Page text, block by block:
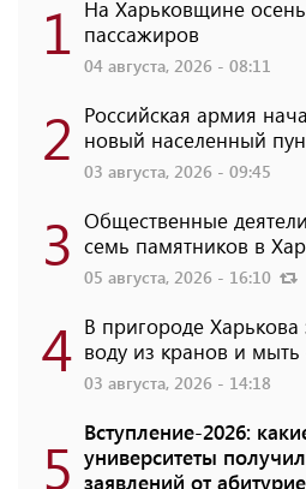
1 На Харьковщине
пассажиров
04 августа, 2026 - 08:11
2 Российская армия
новый населенный
03 августа, 2026 - 09:45
3 Общественные
семь памятников в
05 августа, 2026 - 16:10
4 В пригороде Харькова
воду из кранов и
03 августа, 2026 - 14:18
5 Вступление-2026:
университеты
заявлений от